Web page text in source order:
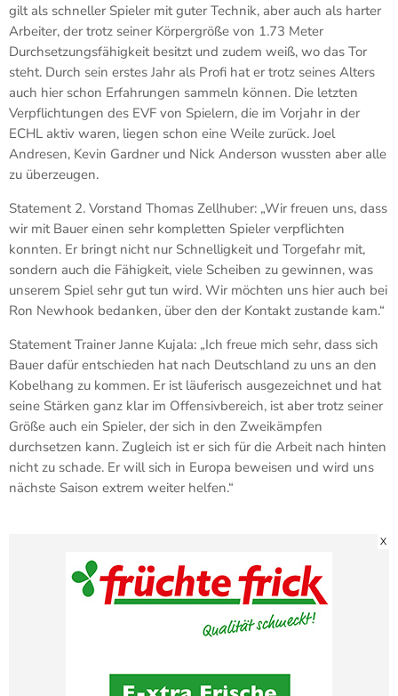
gilt als schneller Spieler mit guter Technik, aber auch als harter
Arbeiter, der trotz seiner Körpergröße von 1.73 Meter
Durchsetzungsfähigkeit besitzt und zudem weiß, wo das Tor
steht. Durch sein erstes Jahr als Profi hat er trotz seines Alters
auch hier schon Erfahrungen sammeln können. Die letzten
Verpflichtungen des EVF von Spielern, die im Vorjahr in der
ECHL aktiv waren, liegen schon eine Weile zurück. Joel
Andresen, Kevin Gardner und Nick Anderson wussten aber alle
zu überzeugen.
Statement 2. Vorstand Thomas Zellhuber: „Wir freuen uns, dass
wir mit Bauer einen sehr kompletten Spieler verpflichten
konnten. Er bringt nicht nur Schnelligkeit und Torgefahr mit,
sondern auch die Fähigkeit, viele Scheiben zu gewinnen, was
unserem Spiel sehr gut tun wird. Wir möchten uns hier auch bei
Ron Newhook bedanken, über den der Kontakt zustande kam.“
Statement Trainer Janne Kujala: „Ich freue mich sehr, dass sich
Bauer dafür entschieden hat nach Deutschland zu uns an den
Kobelhang zu kommen. Er ist läuferisch ausgezeichnet und hat
seine Stärken ganz klar im Offensivbereich, ist aber trotz seiner
Größe auch ein Spieler, der sich in den Zweikämpfen
durchsetzen kann. Zugleich ist er sich für die Arbeit nach hinten
nicht zu schade. Er will sich in Europa beweisen und wird uns
nächste Saison extrem weiter helfen.“
X